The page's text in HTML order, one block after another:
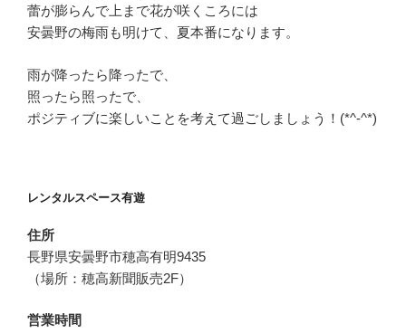
蕾が膨らんで上まで花が咲くころには
安曇野の梅雨も明けて、夏本番になります。
雨が降ったら降ったで、
照ったら照ったで、
ポジティブに楽しいことを考えて過ごしましょう！(*^-^*)
レンタルスペース有遊
住所
長野県安曇野市穂高有明9435
（場所：穂高新聞販売2F）
営業時間